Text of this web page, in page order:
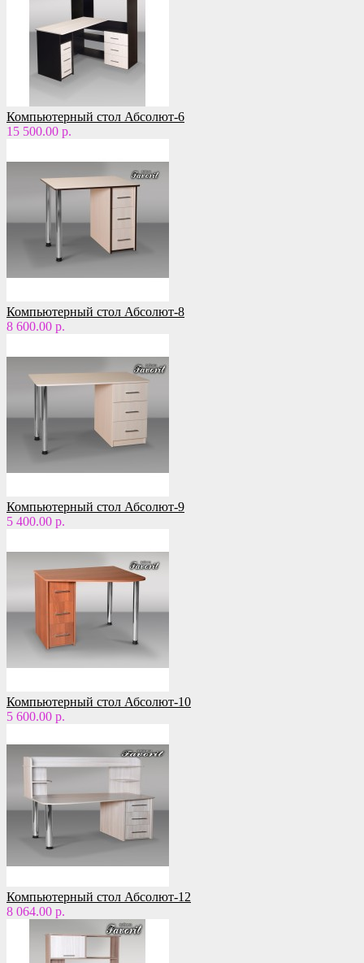
Компьютерный стол Абсолют-6
15 500.00 р.
Компьютерный стол Абсолют-8
8 600.00 р.
Компьютерный стол Абсолют-9
5 400.00 р.
Компьютерный стол Абсолют-10
5 600.00 р.
Компьютерный стол Абсолют-12
8 064.00 р.